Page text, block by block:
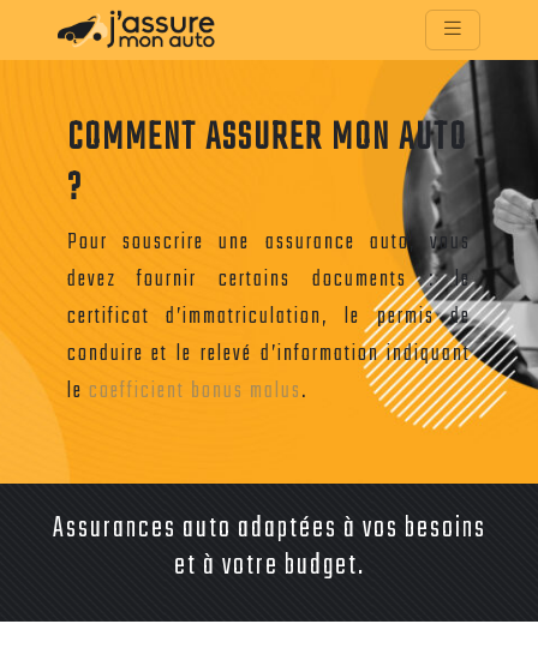
COMMENT ASSURER MON AUTO
?
Pour souscrire une assurance auto, vous
devez fournir certains documents : le
certificat d’immatriculation, le permis de
conduire et le relevé d’information indiquant
le coefficient bonus malus.
Assurances auto adaptées à vos besoins
et à votre budget.